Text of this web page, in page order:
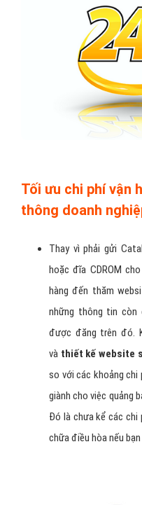
Tối ưu chi phí vận
thông doanh
Thay vì phải gửi
hoặc đĩa CDROM
hàng đến thăm
những thông tin còn
được đăng trên đó.
và thiết kế website
so với các khoảng chi
giành cho việc quảng
Đó là chưa kể các chi
chữa điều hòa nếu